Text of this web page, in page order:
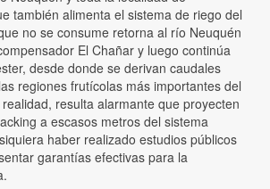
también alimenta el sistema de riego del
no se consume retorna al río Neuquén
El Chañar y luego continúa
desde donde se derivan caudales
regiones frutícolas más importantes del
resulta alarmante que proyecten
a escasos metros del sistema
haber realizado estudios públicos
garantías efectivas para la